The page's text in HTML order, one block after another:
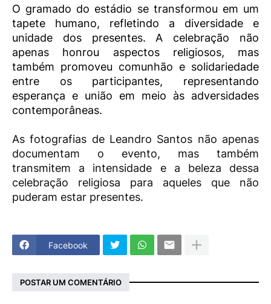
O gramado do estádio se transformou em um
tapete humano, refletindo a diversidade e
unidade dos presentes. A celebração não
apenas honrou aspectos religiosos, mas
também promoveu comunhão e solidariedade
entre os participantes, representando
esperança e união em meio às adversidades
contemporâneas.
As fotografias de Leandro Santos não apenas
documentam o evento, mas também
transmitem a intensidade e a beleza dessa
celebração religiosa para aqueles que não
puderam estar presentes.
Facebook
POSTAR UM COMENTÁRIO